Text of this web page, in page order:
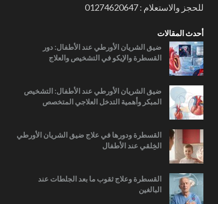
للحجز والاستعلام : 01274620647
أحدث المقالات
ضيق الشريان الأورطي عند الأطفال: دور
القسطرة والإيكو في التشخيص والعلاج
ضيق الشريان الأورطي عند الأطفال: التشخيص
المبكر وأهمية التدخل العلاجي المتخصص
القسطرة ودورها في علاج ضيق الشريان الأورطي
الخِلقي عند الأطفال
القسطرة وعلاج ثقوب ما بعد الجلطات عند
البالغين